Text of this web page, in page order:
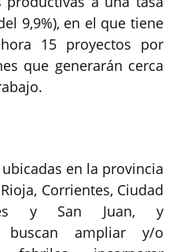
9,9%), en el que tiene
15 proyectos por
que generarán cerca
en la provincia
Corrientes, Ciudad
y San Juan, y
buscan ampliar y/o